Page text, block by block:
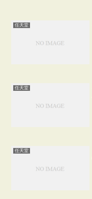
任天堂
任天堂
任天堂